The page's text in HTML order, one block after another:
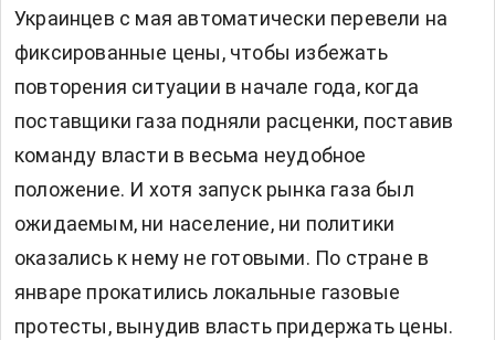
Украинцев с мая автоматически перевели на
фиксированные цены, чтобы избежать
повторения ситуации в начале года, когда
поставщики газа подняли расценки, поставив
команду власти в весьма неудобное
положение. И хотя запуск рынка газа был
ожидаемым, ни население, ни политики
оказались к нему не готовыми. По стране в
январе прокатились локальные газовые
протесты, вынудив власть придержать цены.